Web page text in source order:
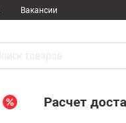
Вакансии
Расчет